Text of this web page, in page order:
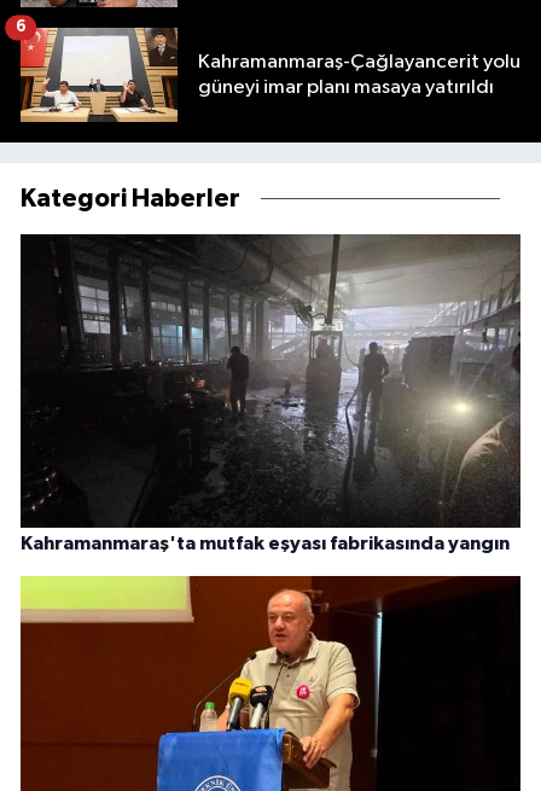
Kahramanmaraş-Çağlayancerit yolu
güneyi imar planı masaya yatırıldı
6
Kategori Haberler
Kahramanmaraş'ta mutfak eşyası fabrikasında yangın